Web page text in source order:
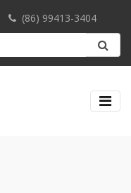
(86) 99413-3404